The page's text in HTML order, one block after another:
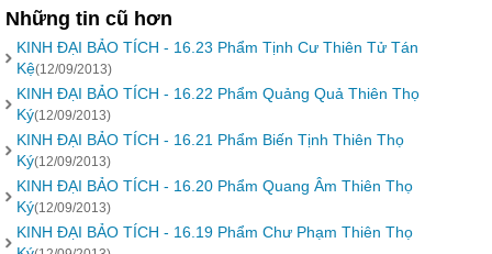
Những tin cũ hơn
KINH ĐẠI BẢO TÍCH - 16.23 Phẩm Tịnh Cư Thiên Tử Tán
Kệ(12/09/2013)
KINH ĐẠI BẢO TÍCH - 16.22 Phẩm Quảng Quả Thiên Thọ
Ký(12/09/2013)
KINH ĐẠI BẢO TÍCH - 16.21 Phẩm Biến Tịnh Thiên Thọ
Ký(12/09/2013)
KINH ĐẠI BẢO TÍCH - 16.20 Phẩm Quang Âm Thiên Thọ
Ký(12/09/2013)
KINH ĐẠI BẢO TÍCH - 16.19 Phẩm Chư Phạm Thiên Thọ